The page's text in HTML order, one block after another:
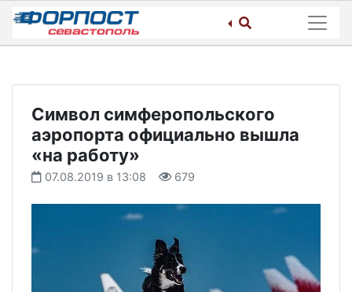
Skip
content
Символ симферопольского
аэропорта официально вышла
«на работу»
07.08.2019 в 13:08 679